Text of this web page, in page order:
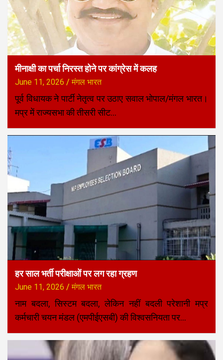
मीनाक्षी का पर्चा निरस्त होने पर कांग्रेस में कलह
June 11, 2026 मंगल भारत
पूर्व विधायक ने पार्टी नेतृत्व पर उठाए सवाल भोपाल/मंगल भारत।
मप्र में राज्यसभा की तीसरी सीट…
हर साल भर्ती परीक्षाओं पर लग रहा ग्रहण
June 11, 2026 मंगल भारत
नाम बदला, सिस्टम बदला, लेकिन नहीं बदली परेशानी मप्र
कर्मचारी चयन मंडल (एमपीईएसबी) की विश्वसनियता पर…